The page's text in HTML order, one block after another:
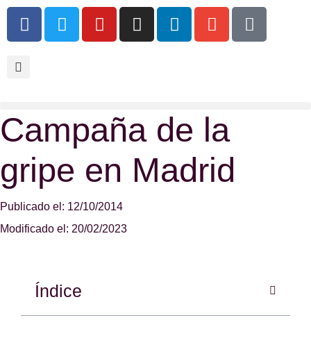
Campaña de la
gripe en Madrid
Publicado el: 12/10/2014
Modificado el: 20/02/2023
Índice